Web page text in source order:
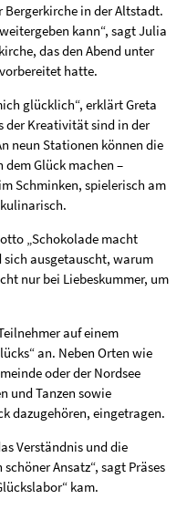
in der Altstadt.
kann“, sagt Julia
das den Abend unter
hatte.
glücklich“, erklärt Greta
der Kreativität sind in der
neun Stationen können die
Glück machen –
Schminken, spielerisch am
„Schokolade macht
ausgetauscht, warum
nur bei Liebeskummer, um
auf einem
an. Neben Orten wie
oder der Nordsee
und Tanzen sowie
dazugehören, eingetragen.
Verständnis und die
Ansatz“, sagt Präses
kam.